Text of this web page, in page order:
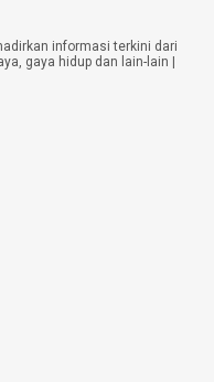
informasi terkini dari
gaya hidup dan lain-lain |